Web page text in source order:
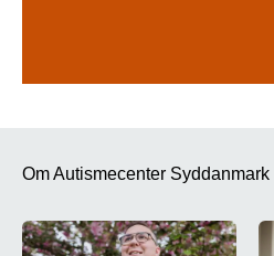
Om Autismecenter Syddanmark